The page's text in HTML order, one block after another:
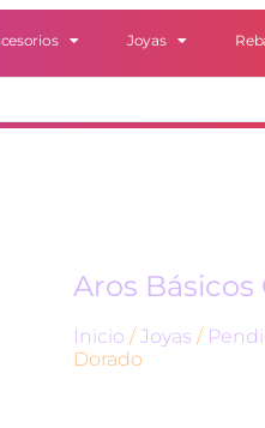
Joyas
Aros
Inicio /Joyas /
Dorado